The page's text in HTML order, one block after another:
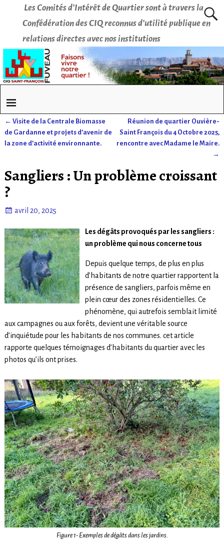
Les Comités d’Intérêt de Quartier sont à travers la
Confédération des CIQ reconnus d’utilité publique en
relations directes avec nos institutions
Navigation des articles
← Visite de la Centrale Biomasse
de Gardanne et projets d’avenir de
la zone d’activité environnante.
Réunion de quartier Ouvière-
Saint François du 4 Octobre 2025,
rencontre avec Madame le Maire.
→
Sangliers : Un problème croissant
?
avril 20, 2025
Les dégâts provoqués par les sangliers :
un problème qui nous concerne tous
Depuis quelque temps, de plus en plus
d’habitants de notre quartier rapportent la
présence de sangliers, parfois même en
plein cœur des zones résidentielles. Ce
phénomène, qui autrefois semblait limité
aux campagnes ou aux forêts, devient une véritable source
d’inquiétude pour les habitants de nos communes. cet article
rapporte quelques témoignages d’habitants du quartier avec les
photos qu’ils ont prises.
Figure 1- Exemples de dégâts dans les jardins.